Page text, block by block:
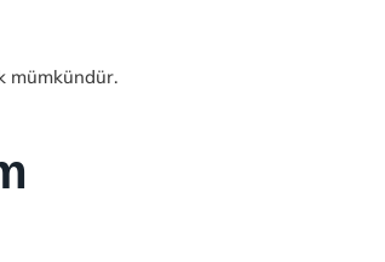
mümkündür.